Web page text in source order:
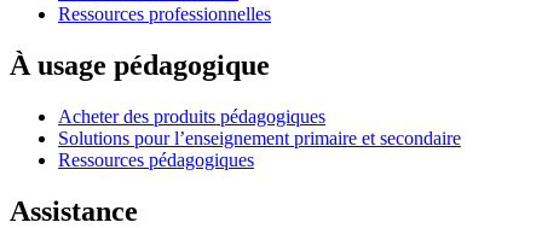
Ressources professionnelles
À usage pédagogique
Acheter des produits pédagogiques
Solutions pour l’enseignement primaire et secondaire
Ressources pédagogiques
Assistance